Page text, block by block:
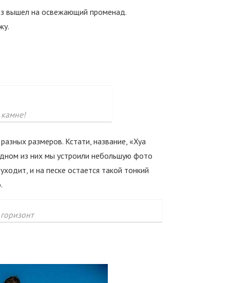
вышел на освежающий променад.
размеров. Кстати, название, «Хуа
из них мы устроили небольшую фото
и на песке остается такой тонкий